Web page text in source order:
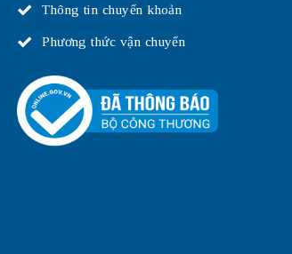
Thông tin chuyển khoản
Phương thức vận chuyển